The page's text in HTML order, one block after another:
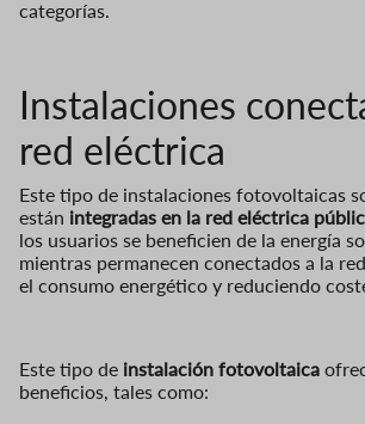
categorías.
Instalaciones
red eléctrica
Este tipo de instalaciones fotovoltaicas
están integradas en la red eléctrica
los usuarios se beneficien de la energía
mientras permanecen conectados a la
el consumo energético y reduciendo
Este tipo de instalación fotovoltaica
beneficios, tales como: